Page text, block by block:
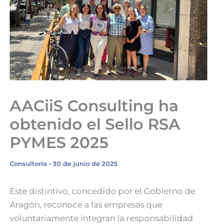
AACiiS Consulting ha
obtenido el Sello RSA
PYMES 2025
Consultoría • 30 de junio de 2025
Este distintivo, concedido por el Gobierno de
Aragón, reconoce a las empresas que
voluntariamente integran la responsabilidad